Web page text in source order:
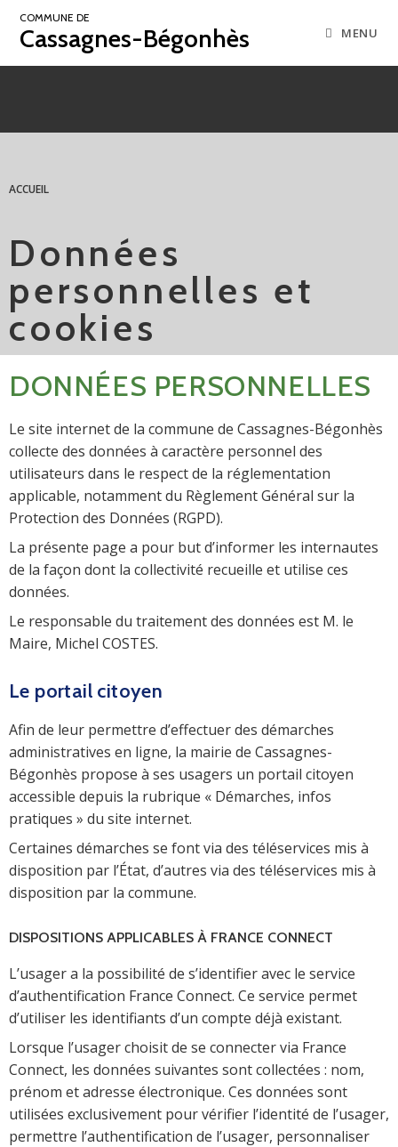
COMMUNE DE
Cassagnes-Bégonhès MENU
ACCUEIL
Données
personnelles et
cookies
DONNÉES PERSONNELLES
Le site internet de la commune de Cassagnes-Bégonhès
collecte des données à caractère personnel des
utilisateurs dans le respect de la réglementation
applicable, notamment du Règlement Général sur la
Protection des Données (RGPD).
La présente page a pour but d’informer les internautes
de la façon dont la collectivité recueille et utilise ces
données.
Le responsable du traitement des données est M. le
Maire, Michel COSTES.
Le portail citoyen
Afin de leur permettre d’effectuer des démarches
administratives en ligne, la mairie de Cassagnes-
Bégonhès propose à ses usagers un portail citoyen
accessible depuis la rubrique « Démarches, infos
pratiques » du site internet.
Certaines démarches se font via des téléservices mis à
disposition par l’État, d’autres via des téléservices mis à
disposition par la commune.
DISPOSITIONS APPLICABLES À FRANCE CONNECT
L’usager a la possibilité de s’identifier avec le service
d’authentification France Connect. Ce service permet
d’utiliser les identifiants d’un compte déjà existant.
Lorsque l’usager choisit de se connecter via France
Connect, les données suivantes sont collectées : nom,
prénom et adresse électronique. Ces données sont
utilisées exclusivement pour vérifier l’identité de l’usager,
permettre l’authentification de l’usager, personnaliser